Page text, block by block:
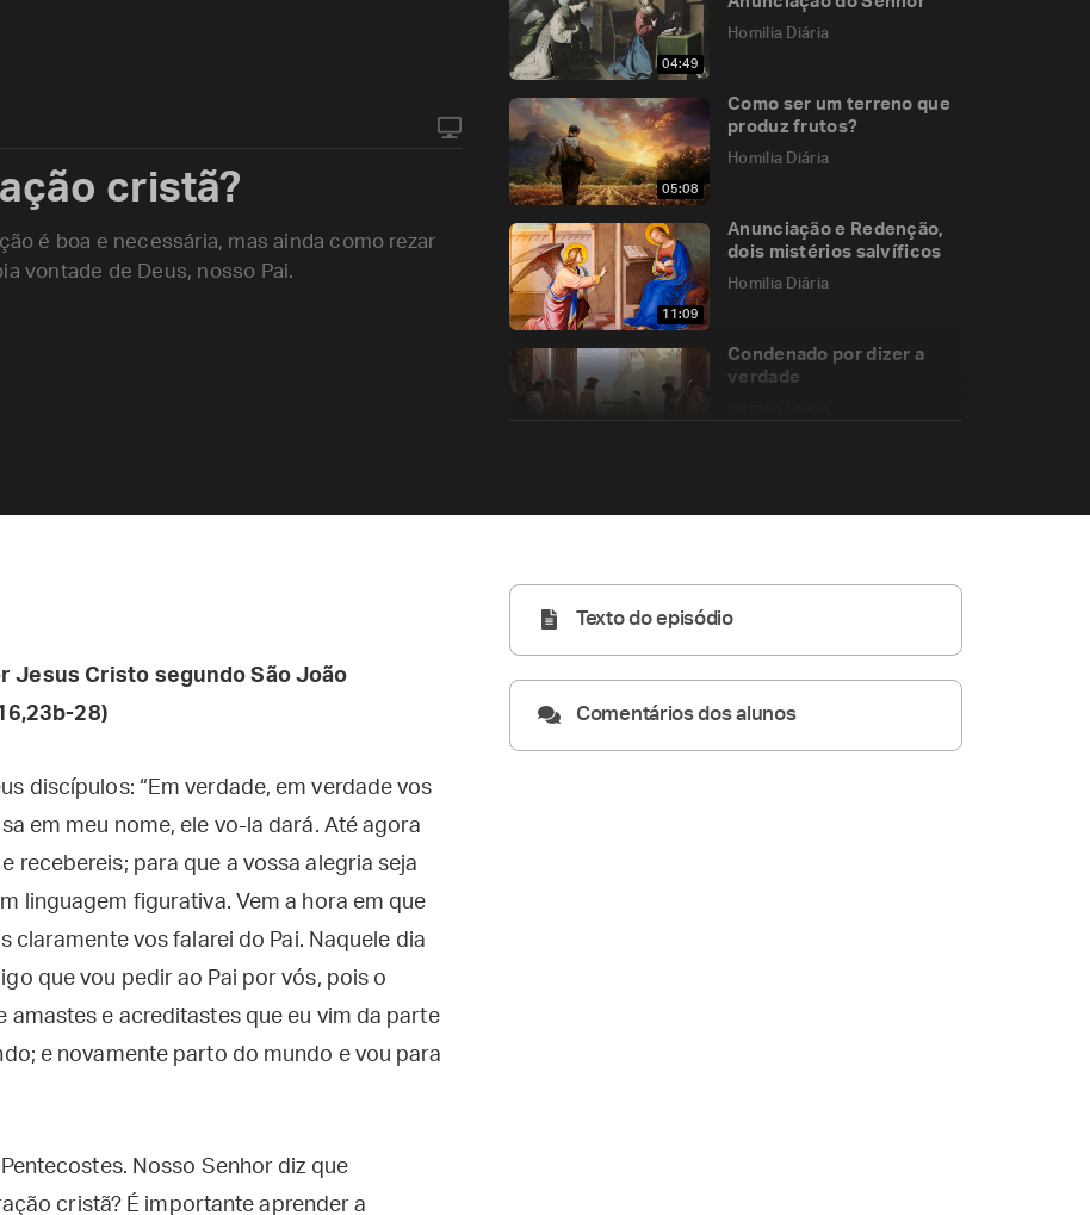
04:49
Homilia Diária
05:08
Como ser um terreno que
produz frutos?
Homilia Diária
11:09
Anunciação e Redenção,
dois mistérios salvíficos
Homilia Diária
Condenado por dizer a
verdade
cristã?
é boa e necessária, mas ainda como rezar
vontade de Deus, nosso Pai.
Jesus Cristo segundo São João
28)
discípulos: “Em verdade, em verdade vos
em meu nome, ele vo-la dará. Até agora
recebereis; para que a vossa alegria seja
linguagem figurativa. Vem a hora em que
claramente vos falarei do Pai. Naquele dia
que vou pedir ao Pai por vós, pois o
amastes e acreditastes que eu vim da parte
e novamente parto do mundo e vou para
Nosso Senhor diz que
cristã? É importante aprender a
Texto do episódio
Comentários dos alunos